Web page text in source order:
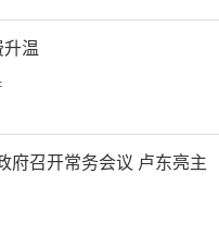
行业协会举办
新”电动自行车以
车政、银、企三重
。指导各市推动重点
车、家电、手机、
、家装厨卫“焕新”
居民消费多样化、
温
府召开常务会议 卢东亮主